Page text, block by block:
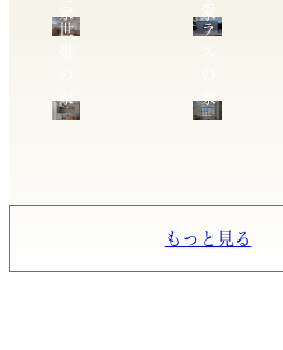
世
家
ラ
家
もっと見る